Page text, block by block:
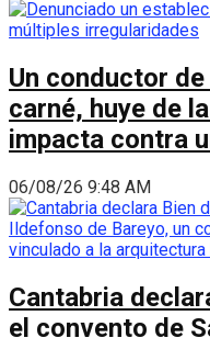
Un conductor
carné, huye de
impacta contra
06/08/26 9:48 AM
Cantabria
el convento de